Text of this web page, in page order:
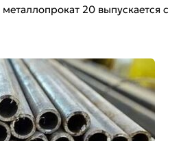
20 выпускается с